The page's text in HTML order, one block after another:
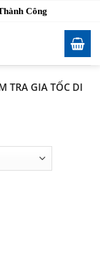
Công
TRA GIA TỐC DI